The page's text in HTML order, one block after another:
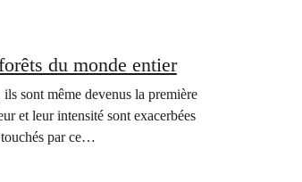
du monde entier
sont même devenus la première
et leur intensité sont exacerbées
touchés par ce…